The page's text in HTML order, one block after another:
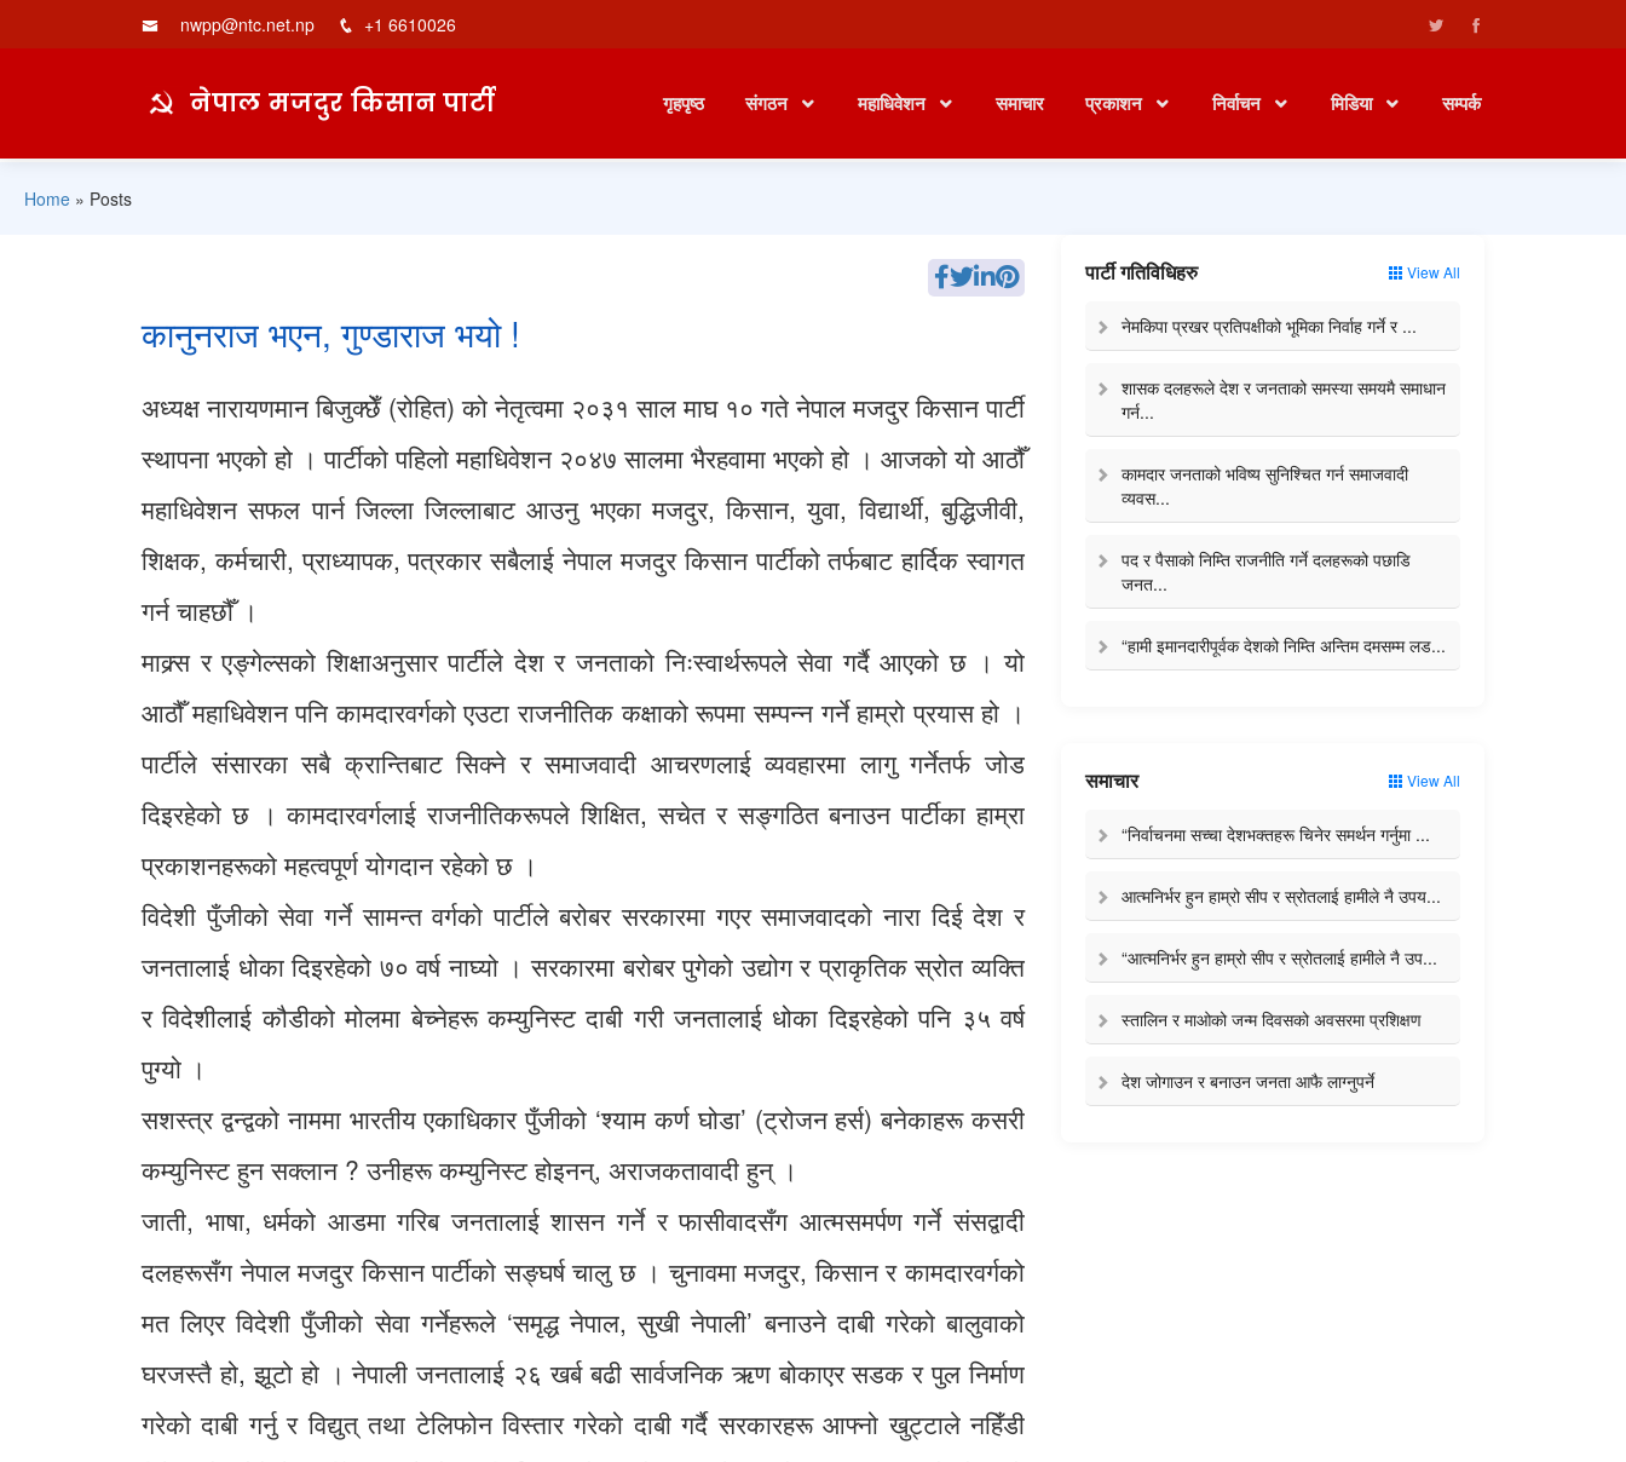
nwpp@ntc.net.np +1 6610026
नेपाल मजदुर किसान पार्टी गृहपृष्ठ संगठन महाधिवेशन समाचार प्रकाशन निर्वाचन मिडिया सम्पर्क
Home » Posts
कानुनराज भएन, गुण्डाराज भयो !
अध्यक्ष नारायणमान बिजुक्छेँ (रोहित) को नेतृत्वमा २०३१ साल माघ १० गते नेपाल मजदुर किसान पार्टी
स्थापना भएको हो । पार्टीको पहिलो महाधिवेशन २०४७ सालमा भैरहवामा भएको हो । आजको यो आठौँ
महाधिवेशन सफल पार्न जिल्ला जिल्लाबाट आउनु भएका मजदुर, किसान, युवा, विद्यार्थी, बुद्धिजीवी,
शिक्षक, कर्मचारी, प्राध्यापक, पत्रकार सबैलाई नेपाल मजदुर किसान पार्टीको तर्फबाट हार्दिक स्वागत
गर्न चाहछौँ ।
माक्र्स र एङ्गेल्सको शिक्षाअनुसार पार्टीले देश र जनताको निःस्वार्थरूपले सेवा गर्दै आएको छ । यो
आठौँ महाधिवेशन पनि कामदारवर्गको एउटा राजनीतिक कक्षाको रूपमा सम्पन्न गर्ने हाम्रो प्रयास हो ।
पार्टीले संसारका सबै क्रान्तिबाट सिक्ने र समाजवादी आचरणलाई व्यवहारमा लागु गर्नेतर्फ जोड
दिइरहेको छ । कामदारवर्गलाई राजनीतिकरूपले शिक्षित, सचेत र सङ्गठित बनाउन पार्टीका हाम्रा
प्रकाशनहरूको महत्वपूर्ण योगदान रहेको छ ।
विदेशी पुँजीको सेवा गर्ने सामन्त वर्गको पार्टीले बरोबर सरकारमा गएर समाजवादको नारा दिई देश र
जनतालाई धोका दिइरहेको ७० वर्ष नाघ्यो । सरकारमा बरोबर पुगेको उद्योग र प्राकृतिक स्रोत व्यक्ति
र विदेशीलाई कौडीको मोलमा बेच्नेहरू कम्युनिस्ट दाबी गरी जनतालाई धोका दिइरहेको पनि ३५ वर्ष
पुग्यो ।
सशस्त्र द्वन्द्वको नाममा भारतीय एकाधिकार पुँजीको ‘श्याम कर्ण घोडा’ (ट्रोजन हर्स) बनेकाहरू कसरी
कम्युनिस्ट हुन सक्लान ? उनीहरू कम्युनिस्ट होइनन्, अराजकतावादी हुन् ।
जाती, भाषा, धर्मको आडमा गरिब जनतालाई शासन गर्ने र फासीवादसँग आत्मसमर्पण गर्ने संसद्वादी
दलहरूसँग नेपाल मजदुर किसान पार्टीको सङ्घर्ष चालु छ । चुनावमा मजदुर, किसान र कामदारवर्गको
मत लिएर विदेशी पुँजीको सेवा गर्नेहरूले ‘समृद्ध नेपाल, सुखी नेपाली’ बनाउने दाबी गरेको बालुवाको
घरजस्तै हो, झूटो हो । नेपाली जनतालाई २६ खर्ब बढी सार्वजनिक ऋण बोकाएर सडक र पुल निर्माण
गरेको दाबी गर्नु र विद्युत् तथा टेलिफोन विस्तार गरेको दाबी गर्दै सरकारहरू आफ्नो खुट्टाले नहिँडी
पार्टी गतिविधिहरु View All
नेमकिपा प्रखर प्रतिपक्षीको भूमिका निर्वाह गर्ने र ...
शासक दलहरूले देश र जनताको समस्या समयमै समाधान
गर्न...
कामदार जनताको भविष्य सुनिश्चित गर्न समाजवादी
व्यवस...
पद र पैसाको निम्ति राजनीति गर्ने दलहरूको पछाडि
जनत...
“हामी इमानदारीपूर्वक देशको निम्ति अन्तिम दमसम्म लड...
समाचार View All
“निर्वाचनमा सच्चा देशभक्तहरू चिनेर समर्थन गर्नुमा ...
आत्मनिर्भर हुन हाम्रो सीप र स्रोतलाई हामीले नै उपय...
“आत्मनिर्भर हुन हाम्रो सीप र स्रोतलाई हामीले नै उप...
स्तालिन र माओको जन्म दिवसको अवसरमा प्रशिक्षण
देश जोगाउन र बनाउन जनता आफै लाग्नुपर्ने